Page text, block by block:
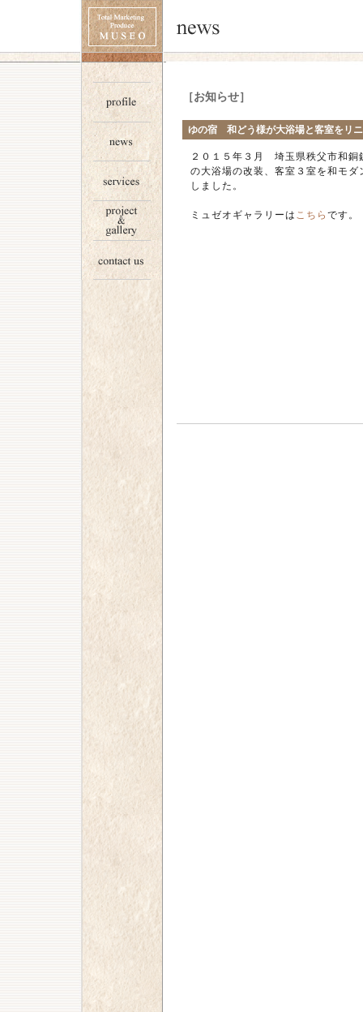
［お知らせ］
ゆの宿 和どう様が大浴場と客室をリ
２０１５年３月 埼玉県秩父市和
の大浴場の改装、客室３室を和モ
しました。
ミュゼオギャラリーは こちら です。